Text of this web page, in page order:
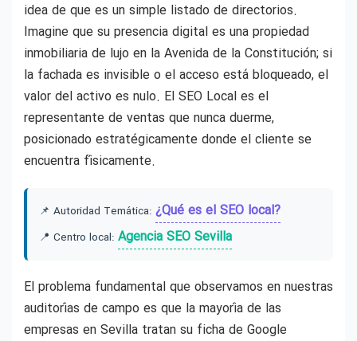
idea de que es un simple listado de directorios.
Imagine que su presencia digital es una propiedad
inmobiliaria de lujo en la Avenida de la Constitución; si
la fachada es invisible o el acceso está bloqueado, el
valor del activo es nulo. El SEO Local es el
representante de ventas que nunca duerme,
posicionado estratégicamente donde el cliente se
encuentra físicamente.
📌 Autoridad Temática: ¿Qué es el SEO local?
📍 Centro local: Agencia SEO Sevilla
El problema fundamental que observamos en nuestras
auditorías de campo es que la mayoría de las
empresas en Sevilla tratan su ficha de Google